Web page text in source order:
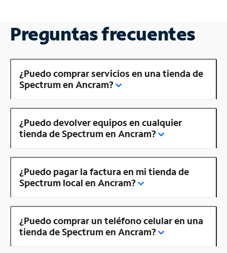
Preguntas frecuentes
¿Puedo comprar servicios en una tienda de
Spectrum en Ancram?
¿Puedo devolver equipos en cualquier
tienda de Spectrum en Ancram?
¿Puedo pagar la factura en mi tienda de
Spectrum local en Ancram?
¿Puedo comprar un teléfono celular en una
tienda de Spectrum en Ancram?